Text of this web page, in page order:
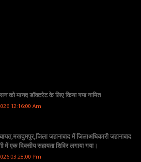
को मानद डॉक्टरेट के लिए किया गया नामित
12:16:00 Am
जहानाबाद में जिलाअधिकारी जहानाबाद
में एक दिवसीय सहायता शिविर लगाया गया।
03:28:00 Pm